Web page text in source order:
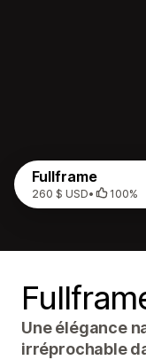
Fullframe
260 $ USD• 100%
Une élégance
irréprochable